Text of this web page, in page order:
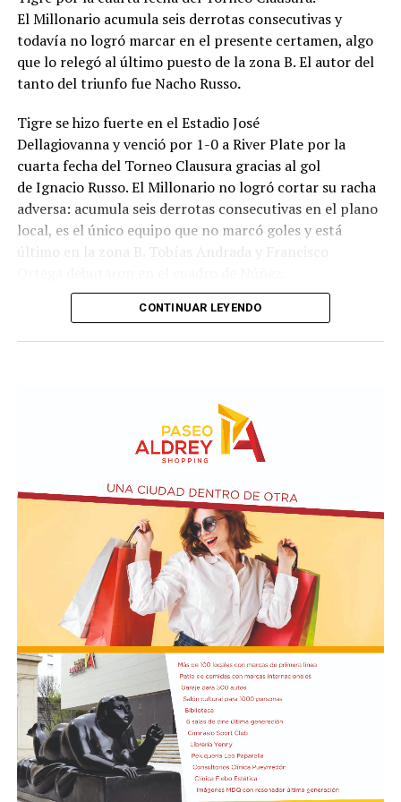
El Millonario acumula seis derrotas consecutivas y
todavía no logró marcar en el presente certamen, algo
que lo relegó al último puesto de la zona B. El autor del
tanto del triunfo fue Nacho Russo.
Tigre se hizo fuerte en el Estadio José
Dellagiovanna y venció por 1-0 a River Plate por la
cuarta fecha del Torneo Clausura gracias al gol
de Ignacio Russo. El Millonario no logró cortar su racha
adversa: acumula seis derrotas consecutivas en el plano
local, es el único equipo que no marcó goles y está
último en la zona B. Tobías Andrada y Francisco
River monopolizó la posesión de la pelota a lo largo del
pero jugó lejos del arco defendido por Santiago Beltrán.
En medio de un desarrollo sin acciones de gol, el elenco
de Núñez pidió penal en una jugada en la que Ángel
Correa cayó dentro del área tras una entrada por detrás
de Nahuel Banegas.
La tónica de la primera etapa se trasladó al
complemento. River se hizo cargo de manejar el balón
en campo rival y, pese a que logró ser más punzante en
algunas ofensivas, no pudo impacientar al
arquero Felipe Zenobio. Del otro lado,
el Matador continuó con su intento de pegar con
ataques directos. Cuando el desarrollo era lento y lejos
de los arcos, Tigre se adelantó en el marcador a los 35
minutos: Aníbal Moreno perdió la pelota en la mitad de
la cancha tras una presión de Jabes Saralegui y Nacho
Russo definió de forma perfecta al quedar mano a mano
contra Santiago Beltrán para estampar el 1-0.
CONTINUAR LEYENDO